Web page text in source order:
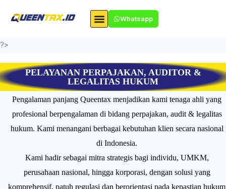
Whatsapp
?>
PELAYANAN PERPAJAKAN, AUDITOR &
LEGALITAS HUKUM
Pengalaman panjang Queentax menjadikan kami tenaga ahli yang
profesional berpengalaman di bidang perpajakan, audit & legalitas
hukum. Kami menangani berbagai kebutuhan klien secara nasional
di Indonesia.
Kami hadir sebagai mitra strategis bagi individu, UMKM,
perusahaan nasional, hingga korporasi, dengan solusi yang
komprehensif, patuh regulasi dan berorientasi pada kepastian hukum